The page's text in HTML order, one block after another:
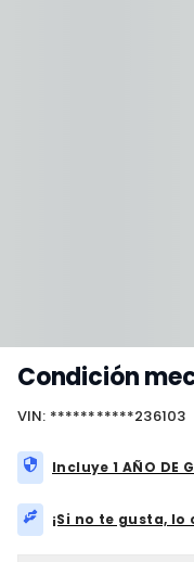
Condición
VIN: ***********236103
Incluye 1 AÑO DE
¡Si no te gusta,